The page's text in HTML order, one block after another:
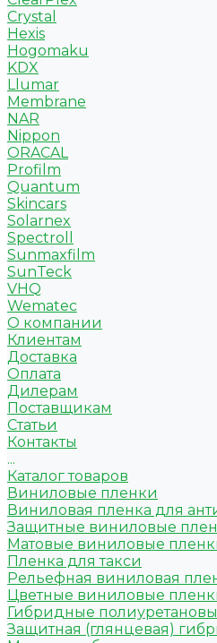
Crystal
Hexis
Hogomaku
KDX
Llumar
Membrane
NAR
Nippon
ORACAL
Profilm
Quantum
Skincars
Solarnex
Spectroll
Sunmaxfilm
SunTeck
VHQ
Wematec
О компании
Клиентам
Доставка
Оплата
Дилерам
Поставщикам
Статьи
Контакты
...
Каталог товаров
Виниловые пленки
Виниловая пленка для
Защитные виниловые
Матовые виниловые
Пленка для такси
Рельефная виниловая
Цветные виниловые
Гибридные
Защитная (глянцевая)